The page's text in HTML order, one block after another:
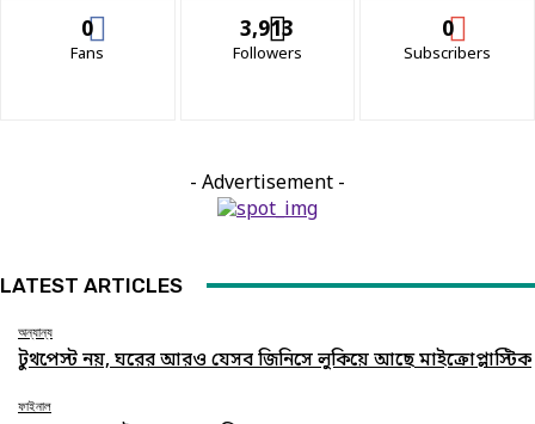
0
Fans
3,913
Followers
0
Subscribers
- Advertisement -
LATEST ARTICLES
অন্যান্য
টুথপেস্ট নয়, ঘরের আরও যেসব জিনিসে লুকিয়ে আছে মাইক্রোপ্লাস্টিক
ফাইনাল